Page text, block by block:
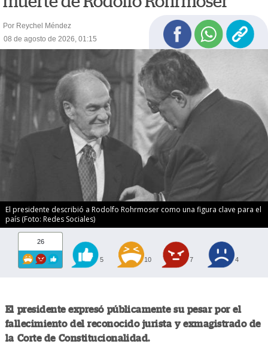
Por Reychel Méndez
08 de agosto de 2026, 01:15
El presidente describió a Rodolfo Rohrmoser como una figura clave para el
país (Foto: Redes Sociales)
26
5 10 7 4
El presidente expresó públicamente su pesar por el
fallecimiento del reconocido jurista y exmagistrado de
la Corte de Constitucionalidad.